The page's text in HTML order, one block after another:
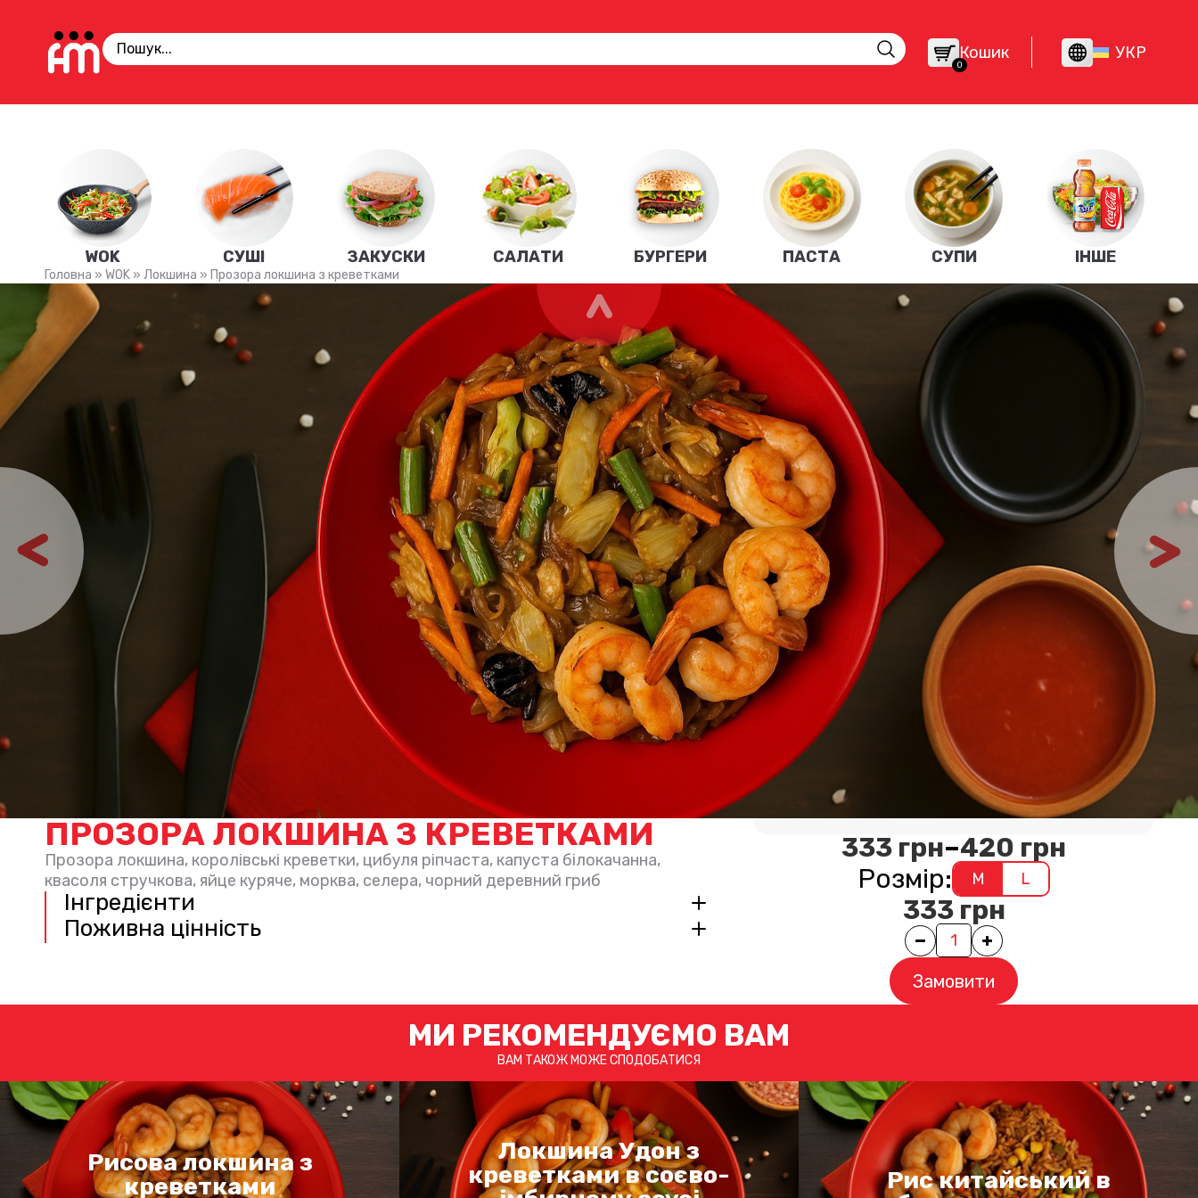
Кошик
0
УКР
WOK СУШІ ЗАКУСКИ САЛАТИ БУРГЕРИ ПАСТА СУПИ ІНШЕ
Головна » WOK » Локшина » Прозора локшина з креветками
ПРОЗОРА ЛОКШИНА З КРЕВЕТКАМИ
Прозора локшина, королівські креветки, цибуля ріпчаста, капуста білокачанна,
квасоля стручкова, яйце куряче, морква, селера, чорний деревний гриб
Інгредієнти
Поживна цінність
M-350г.
333 грн–420 грн
Розмір:
M L
333 грн
Quantity
Замовити
МИ РЕКОМЕНДУЄМО ВАМ
ВАМ ТАКОЖ МОЖЕ СПОДОБАТИСЯ
Рисова локшина з
креветками
Локшина Удон з
креветками в соєво-
Рис китайський в